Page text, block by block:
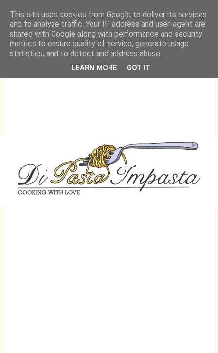
This site uses cookies from Google to deliver its services
and to analyze traffic. Your IP address and user-agent are
shared with Google along with performance and security
metrics to ensure quality of service, generate usage
statistics, and to detect and address abuse.
LEARN MORE GOT IT